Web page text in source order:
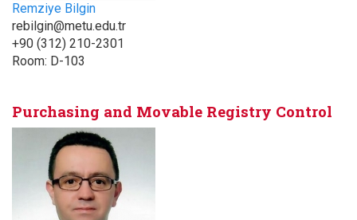
Remziye Bilgin
rebilgin@metu.edu.tr
+90 (312) 210-2301
Room: D-103
Purchasing and Movable Registry Control